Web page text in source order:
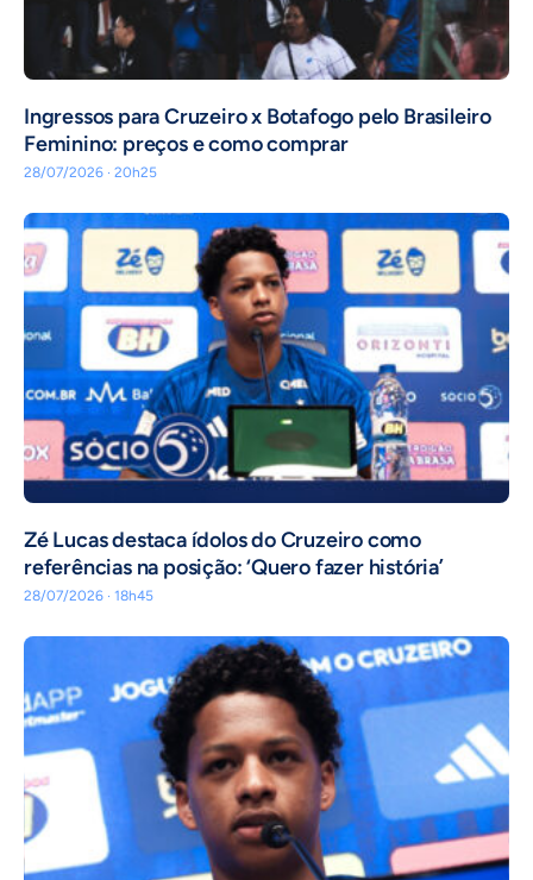
Ingressos para Cruzeiro x Botafogo pelo Brasileiro
Feminino: preços e como comprar
28/07/2026 · 20h25
Zé Lucas destaca ídolos do Cruzeiro como
referências na posição: ‘Quero fazer história’
28/07/2026 · 18h45